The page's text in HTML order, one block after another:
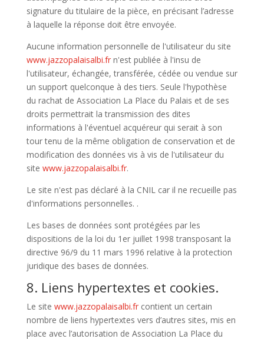
signature du titulaire de la pièce, en précisant l’adresse
à laquelle la réponse doit être envoyée.
Aucune information personnelle de l'utilisateur du site
www.jazzopalaisalbi.frn'est publiée à l'insu de
l'utilisateur, échangée, transférée, cédée ou vendue sur
un support quelconque à des tiers. Seule l'hypothèse
du rachat de Association La Place du Palais et de ses
droits permettrait la transmission des dites
informations à l'éventuel acquéreur qui serait à son
tour tenu de la même obligation de conservation et de
modification des données vis à vis de l'utilisateur du
site www.jazzopalaisalbi.fr.
Le site n'est pas déclaré à la CNIL car il ne recueille pas
d'informations personnelles. .
Les bases de données sont protégées par les
dispositions de la loi du 1er juillet 1998 transposant la
directive 96/9 du 11 mars 1996 relative à la protection
juridique des bases de données.
8. Liens hypertextes et cookies.
Le site www.jazzopalaisalbi.frcontient un certain
nombre de liens hypertextes vers d’autres sites, mis en
place avec l’autorisation de Association La Place du